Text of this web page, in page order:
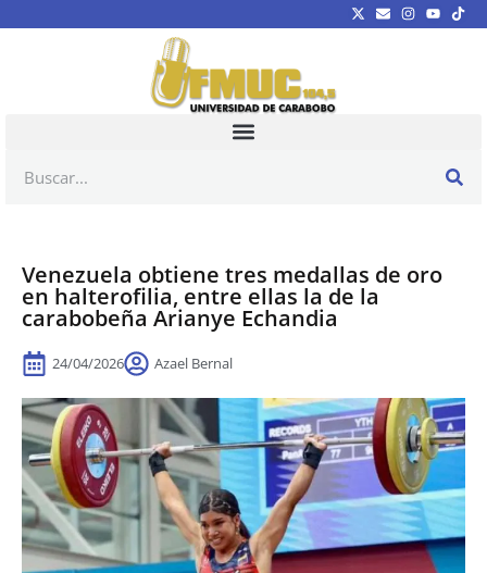
Venezuela obtiene tres medallas de oro
en halterofilia, entre ellas la de la
carabobeña Arianye Echandia
24/04/2026 Azael Bernal